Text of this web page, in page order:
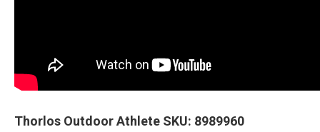
Thorlos Outdoor Athlete SKU: 8989960